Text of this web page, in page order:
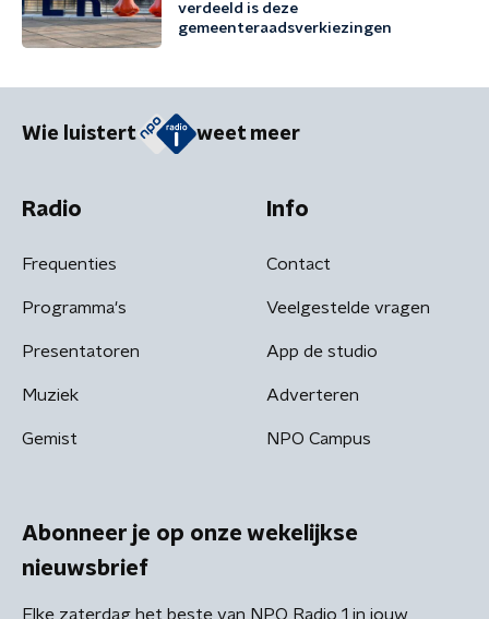
verdeeld is deze
gemeenteraadsverkiezingen
Wie luistert weet meer
Radio
Frequenties
Programma's
Presentatoren
Muziek
Gemist
Info
Contact
Veelgestelde vragen
App de studio
Adverteren
NPO Campus
Abonneer je op onze wekelijkse
nieuwsbrief
Elke zaterdag het beste van NPO Radio 1 in jouw